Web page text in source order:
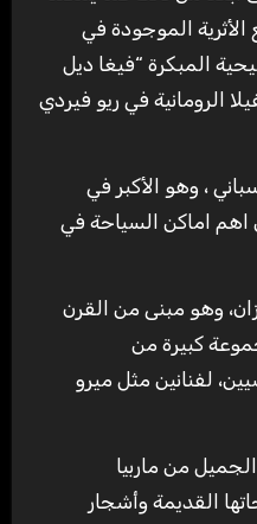
الموجودة في
المبكرة “فيغا ديل
الرومانية في ريو فيردي
، وهو الأكبر في
اهم اماكن السياحة في
وهو مبنى من القرن
كبيرة من
لفنانين مثل ميرو
من ماربيا
القديمة وأشجار